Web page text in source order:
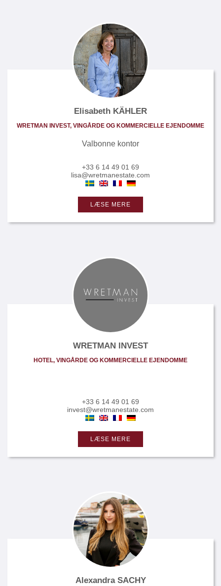
Elisabeth KÄHLER
WRETMAN INVEST, VINGÅRDE OG KOMMERCIELLE EJENDOMME
Valbonne kontor
+33 6 14 49 01 69
lisa@wretmanestate.com
LÆSE MERE
WRETMAN INVEST
HOTEL, VINGÅRDE OG KOMMERCIELLE EJENDOMME
+33 6 14 49 01 69
invest@wretmanestate.com
LÆSE MERE
Alexandra SACHY